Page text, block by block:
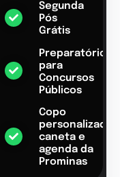
Segunda
Pós
Grátis
Preparatório
para
Concursos
Públicos
Copo
personalizado,
caneta e
agenda da
Prominas